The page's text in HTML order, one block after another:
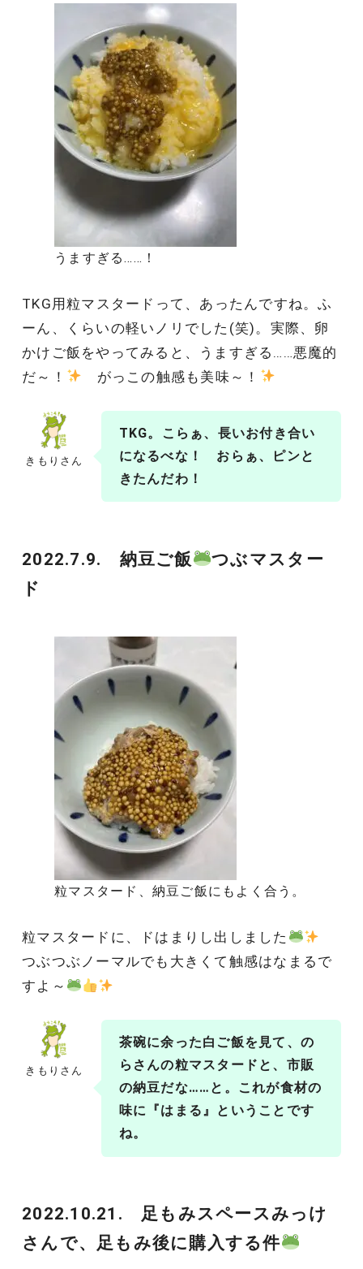
うますぎる……！
TKG用粒マスタードって、あったんですね。ふ
ーん、くらいの軽いノリでした(笑)。実際、卵
かけご飯をやってみると、うますぎる……悪魔的
だ～！
がっこの触感も美味～！
きもりさん
TKG。こらぁ、長いお付き合い
になるべな！ おらぁ、ピンと
きたんだわ！
2022.7.9. 納豆ご飯
つぶマスター
ド
粒マスタード、納豆ご飯にもよく合う。
粒マスタードに、ドはまりし出しました
つぶつぶノーマルでも大きくて触感はなまるで
すよ～
きもりさん
茶碗に余った白ご飯を見て、の
らさんの粒マスタードと、市販
の納豆だな……と。これが食材の
味に『はまる』ということです
ね。
2022.10.21. 足もみスペースみっけ
さんで、足もみ後に購入する件